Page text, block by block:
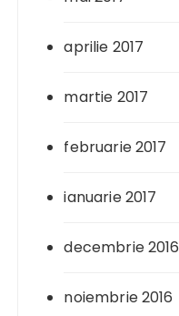
aprilie 2017
martie 2017
februarie 2017
ianuarie 2017
decembrie 2016
noiembrie 2016